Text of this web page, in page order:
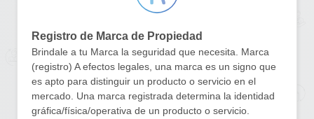
Registro de Marca de Propiedad
Brindale a tu Marca la seguridad que necesita. Marca
(registro) A efectos legales, una marca es un signo que
es apto para distinguir un producto o servicio en el
mercado. Una marca registrada determina la identidad
gráfica/física/operativa de un producto o servicio.